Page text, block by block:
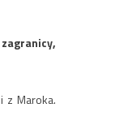
z Maroka.